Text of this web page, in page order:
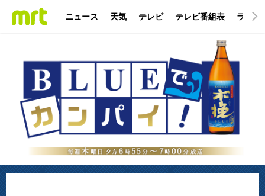
ニュース 天気 テレビ テレビ番組表 ラジオ